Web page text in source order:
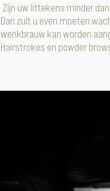
Zijn uw littekens minder
Dan zult u even moeten
wenkbrauw kan worden
Hairstrokes en powder